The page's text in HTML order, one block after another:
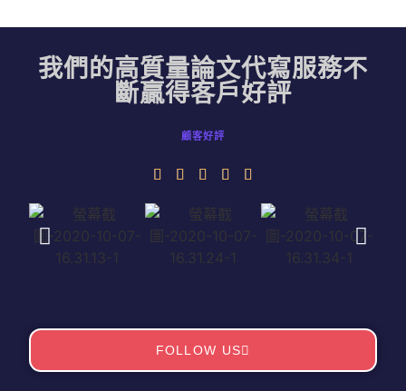
我們的高質量論文代寫服務不
斷贏得客戶好評
顧客好評
FOLLOW US